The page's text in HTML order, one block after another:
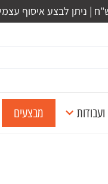
ועבודות מבצעים